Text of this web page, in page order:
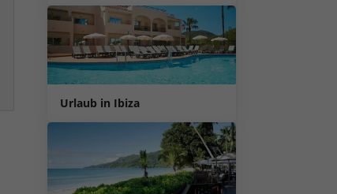
Urlaub in Ibiza